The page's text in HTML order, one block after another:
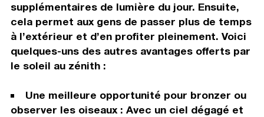
supplémentaires de lumière du jour. Ensuite,
cela permet aux gens de passer plus de temps
à l’extérieur et d’en profiter pleinement. Voici
quelques-uns des autres avantages offerts par
le soleil au zénith :
Une meilleure opportunité pour bronzer ou
observer les oiseaux : Avec un ciel dégagé et